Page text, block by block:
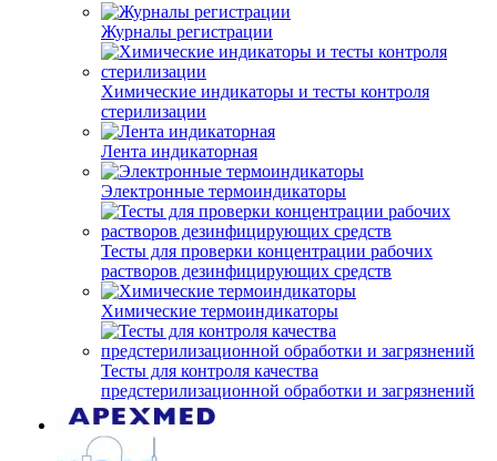
Журналы регистрации
Химические индикаторы и тесты контроля
стерилизации
Лента индикаторная
Электронные термоиндикаторы
Тесты для проверки концентрации рабочих
растворов дезинфицирующих средств
Химические термоиндикаторы
Тесты для контроля качества
предстерилизационной обработки и загрязнений